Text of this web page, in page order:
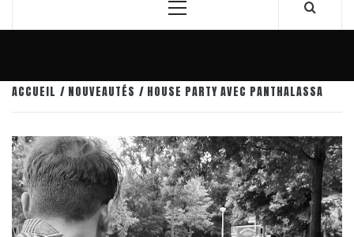
Menu
ACCUEIL NOUVEAUTÉS HOUSE PARTY AVEC PANTHALASSA